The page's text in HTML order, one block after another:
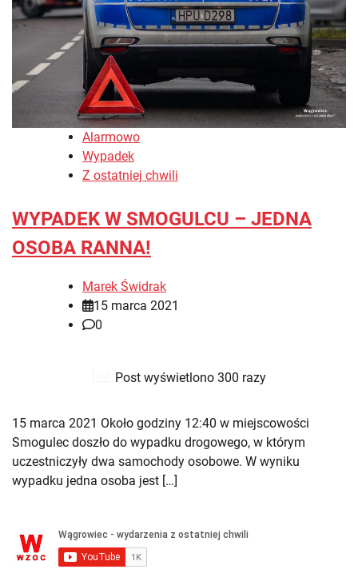
Alarmowo
Wypadek
Z ostatniej chwili
WYPADEK W SMOGULCU – JEDNA
OSOBA RANNA!
Marek Świdrak
15 marca 2021
0
Post wyświetlono 300 razy
15 marca 2021 Około godziny 12:40 w miejscowości
Smogulec doszło do wypadku drogowego, w którym
uczestniczyły dwa samochody osobowe. W wyniku
wypadku jedna osoba jest […]